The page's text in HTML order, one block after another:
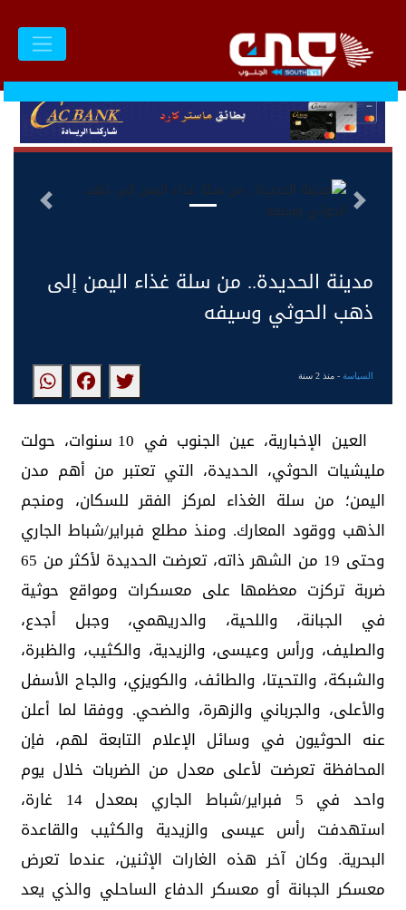
التالى السابق
مدينة الحديدة.. من سلة غذاء اليمن إلى
ذهب الحوثي وسيفه
السياسة- منذ 2 سنة
العين الإخبارية، عين الجنوب في 10 سنوات، حولت
مليشيات الحوثي، الحديدة، التي تعتبر من أهم مدن
اليمن؛ من سلة الغذاء لمركز الفقر للسكان، ومنجم
الذهب ووقود المعارك. ومنذ مطلع فبراير/شباط الجاري
وحتى 19 من الشهر ذاته، تعرضت الحديدة لأكثر من 65
ضربة تركزت معظمها على معسكرات ومواقع حوثية
في الجبانة، واللحية، والدريهمي، وجبل أجدع،
والصليف، ورأس وعيسى، والزيدية، والكثيب، والظبرة،
والشبكة، والتحيتا، والطائف، والكويزي، والجاح الأسفل
والأعلى، والجرباني والزهرة، والضحي. ووفقا لما أعلن
عنه الحوثيون في وسائل الإعلام التابعة لهم، فإن
المحافظة تعرضت لأعلى معدل من الضربات خلال يوم
واحد في 5 فبراير/شباط الجاري بمعدل 14 غارة،
استهدفت رأس عيسى والزيدية والكثيب والقاعدة
البحرية. وكان آخر هذه الغارات الإثنين، عندما تعرض
معسكر الجبانة أو معسكر الدفاع الساحلي والذي يعد